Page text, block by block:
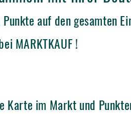
auf den gesamten
MARKTKAUF !
Karte im Markt und